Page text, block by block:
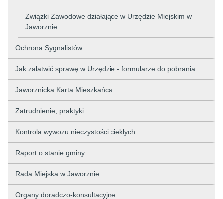
Związki Zawodowe działające w Urzędzie Miejskim w
Jaworznie
Ochrona Sygnalistów
Jak załatwić sprawę w Urzędzie - formularze do pobrania
Jaworznicka Karta Mieszkańca
Zatrudnienie, praktyki
Kontrola wywozu nieczystości ciekłych
Raport o stanie gminy
Rada Miejska w Jaworznie
Organy doradczo-konsultacyjne